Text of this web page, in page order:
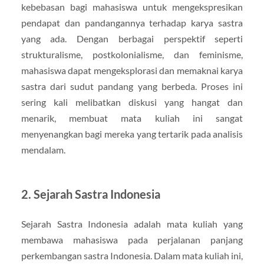
kebebasan bagi mahasiswa untuk mengekspresikan
pendapat dan pandangannya terhadap karya sastra
yang ada. Dengan berbagai perspektif seperti
strukturalisme, postkolonialisme, dan feminisme,
mahasiswa dapat mengeksplorasi dan memaknai karya
sastra dari sudut pandang yang berbeda. Proses ini
sering kali melibatkan diskusi yang hangat dan
menarik, membuat mata kuliah ini sangat
menyenangkan bagi mereka yang tertarik pada analisis
mendalam.
2. Sejarah Sastra Indonesia
Sejarah Sastra Indonesia adalah mata kuliah yang
membawa mahasiswa pada perjalanan panjang
perkembangan sastra Indonesia. Dalam mata kuliah ini,